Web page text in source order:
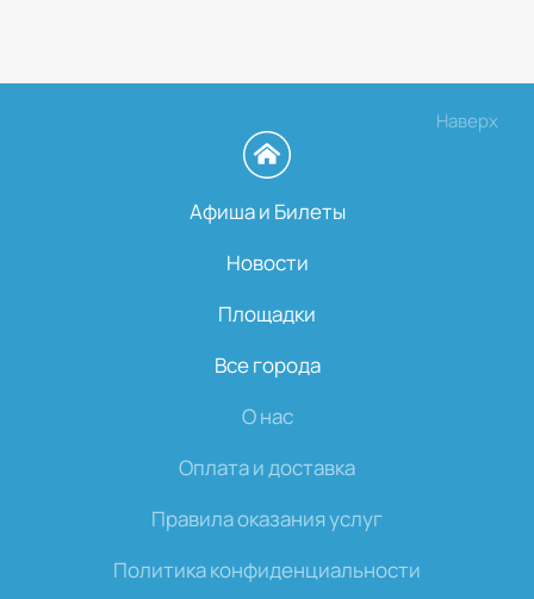
Наверх
Афиша и Билеты
Новости
Площадки
Все города
О нас
Оплата и доставка
Правила оказания услуг
Политика конфиденциальности